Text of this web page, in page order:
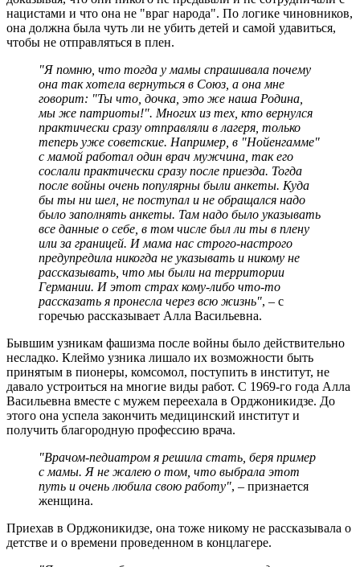
нацистами и что она не "враг народа". По логике чиновников,
она должна была чуть ли не убить детей и самой удавиться,
чтобы не отправляться в плен.
"Я помню, что тогда у мамы спрашивала почему
она так хотела вернуться в Союз, а она мне
говорит: "Ты что, дочка, это же наша Родина,
мы же патриоты!". Многих из тех, кто вернулся
практически сразу отправляли в лагеря, только
теперь уже советские. Например, в "Нойенгамме"
с мамой работал один врач мужчина, так его
сослали практически сразу после приезда. Тогда
после войны очень популярны были анкеты. Куда
бы ты ни шел, не поступал и не обращался надо
было заполнять анкеты. Там надо было указывать
все данные о себе, в том числе был ли ты в плену
или за границей. И мама нас строго-настрого
предупредила никогда не указывать и никому не
рассказывать, что мы были на территории
Германии. И этот страх кому-либо что-то
рассказать я пронесла через всю жизнь", – с
горечью рассказывает Алла Васильевна.
Бывшим узникам фашизма после войны было действительно
несладко. Клеймо узника лишало их возможности быть
принятым в пионеры, комсомол, поступить в институт, не
давало устроиться на многие виды работ. С 1969-го года Алла
Васильевна вместе с мужем переехала в Орджоникидзе. До
этого она успела закончить медицинский институт и
получить благородную профессию врача.
"Врачом-педиатром я решила стать, беря пример
с мамы. Я не жалею о том, что выбрала этот
путь и очень любила свою работу", – признается
женщина.
Приехав в Орджоникидзе, она тоже никому не рассказывала о
детстве и о времени проведенном в концлагере.